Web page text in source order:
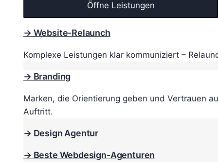
Öffne Leistungen
→ Website-Relaunch
Komplexe Leistungen klar kommuniziert –
→ Branding
Marken, die Orientierung geben und Vertrauen
Auftritt.
→ Design Agentur
→ Beste Webdesign-Agenturen